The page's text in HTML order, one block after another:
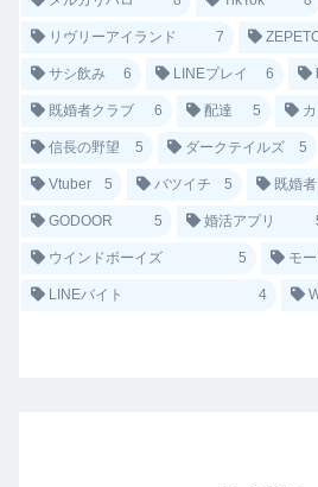
リヴリーアイランド 7
サシ飲み 6 LINEプレイ 6
既婚者クラブ 6 配達 5
信長の野望 5 ダークテイルズ 5
Vtuber 5 バツイチ 5 既婚者
GODOOR 5 婚活アプリ
ウインドボーイズ 5 モ
LINEバイト 4